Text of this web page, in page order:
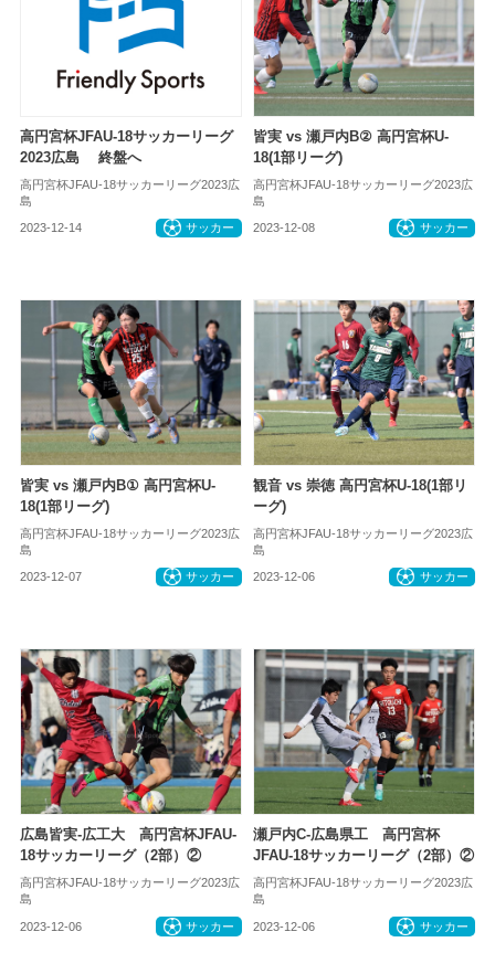
高円宮杯JFAU-18サッカーリーグ
2023広島 終盤へ
高円宮杯JFAU-18サッカーリーグ2023広
島
2023-12-14 サッカー
皆実 vs 瀬戸内B② 高円宮杯U-
18(1部リーグ)
高円宮杯JFAU-18サッカーリーグ2023広
島
2023-12-08 サッカー
皆実 vs 瀬戸内B① 高円宮杯U-
18(1部リーグ)
高円宮杯JFAU-18サッカーリーグ2023広
島
2023-12-07 サッカー
観音 vs 崇徳 高円宮杯U-18(1部リ
ーグ)
高円宮杯JFAU-18サッカーリーグ2023広
島
2023-12-06 サッカー
広島皆実-広工大 高円宮杯JFAU-
18サッカーリーグ（2部）②
高円宮杯JFAU-18サッカーリーグ2023広
島
2023-12-06 サッカー
瀬戸内C-広島県工 高円宮杯
JFAU-18サッカーリーグ（2部）②
高円宮杯JFAU-18サッカーリーグ2023広
島
2023-12-06 サッカー